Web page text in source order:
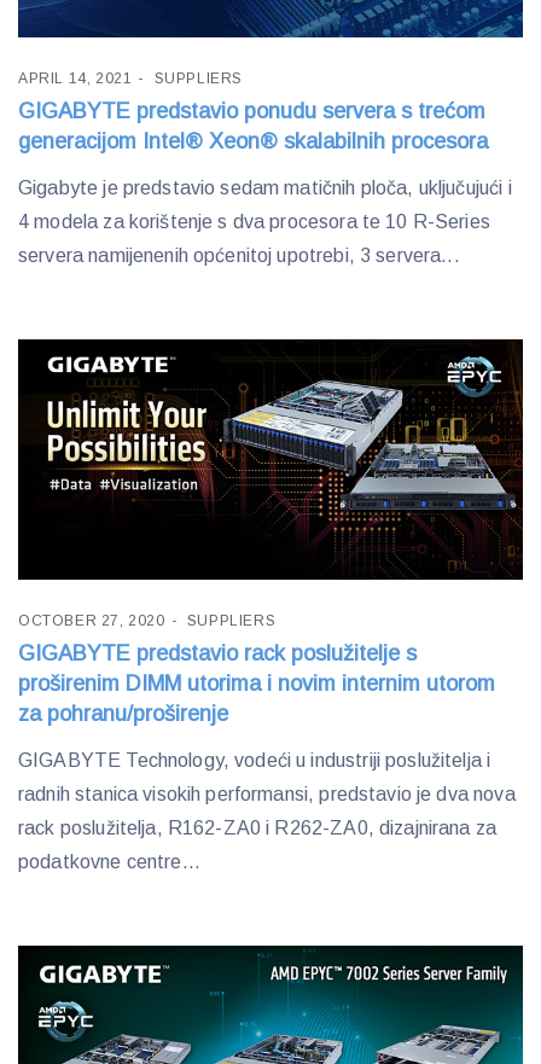
APRIL 14, 2021 SUPPLIERS
GIGABYTE predstavio ponudu servera s trećom
generacijom Intel® Xeon® skalabilnih procesora
Gigabyte je predstavio sedam matičnih ploča, uključujući i
4 modela za korištenje s dva procesora te 10 R-Series
servera namijenenih općenitoj upotrebi, 3 servera...
OCTOBER 27, 2020 SUPPLIERS
GIGABYTE predstavio rack poslužitelje s
proširenim DIMM utorima i novim internim utorom
za pohranu/proširenje
GIGABYTE Technology, vodeći u industriji poslužitelja i
radnih stanica visokih performansi, predstavio je dva nova
rack poslužitelja, R162-ZA0 i R262-ZA0, dizajnirana za
podatkovne centre...